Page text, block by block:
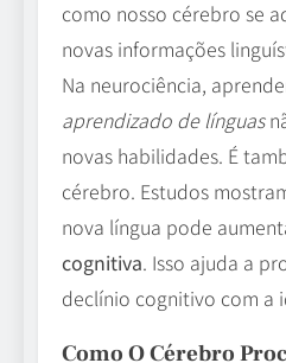
como nosso cérebro se
novas informações
Na neurociência,
aprendizado de línguas
novas habilidades. É
cérebro. Estudos
nova língua pode
cognitiva. Isso ajuda a
declínio cognitivo com a
Como O Cérebro